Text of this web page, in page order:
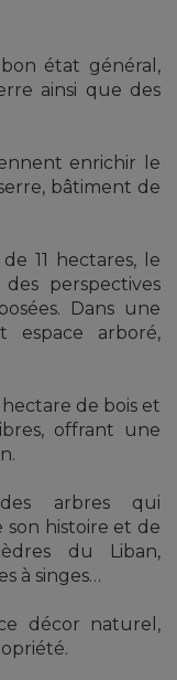
état général,
ainsi que des
enrichir le
bâtiment de
11 hectares, le
perspectives
Dans une
espace arboré,
de bois et
offrant une
des arbres qui
histoire et de
du Liban,
à singes…
décor naturel,